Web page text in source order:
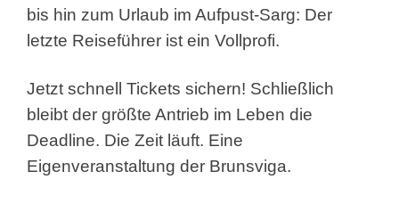
bis hin zum Urlaub im Aufpust-Sarg: Der
letzte Reiseführer ist ein Vollprofi.
Jetzt schnell Tickets sichern! Schließlich
bleibt der größte Antrieb im Leben die
Deadline. Die Zeit läuft. Eine
Eigenveranstaltung der Brunsviga.